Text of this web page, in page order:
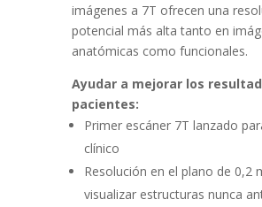
imágenes a 7T ofrecen una
potencial más alta tanto en
anatómicas como funcionales.
Ayudar a mejorar los
pacientes:
Primer escáner 7T lanzado
clínico
Resolución en el plano de 0,2
visualizar estructuras nunca